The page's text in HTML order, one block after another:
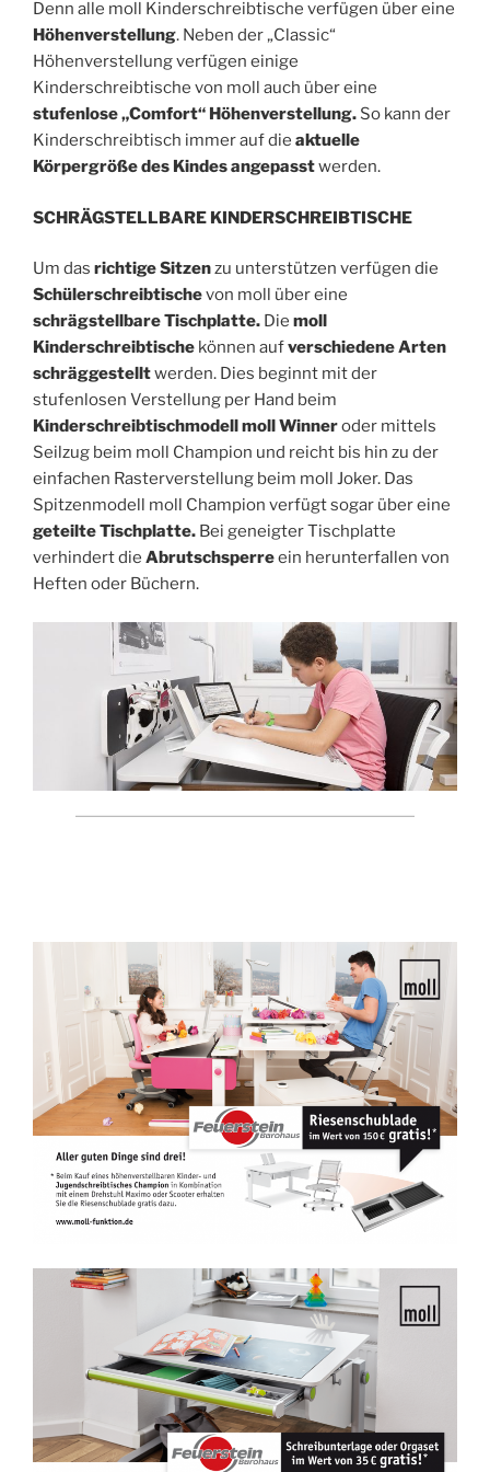
Denn alle moll Kinderschreibtische verfügen über eine
Höhenverstellung. Neben der „Classic“
Höhenverstellung verfügen einige
Kinderschreibtische von moll auch über eine
stufenlose „Comfort“ Höhenverstellung. So kann der
Kinderschreibtisch immer auf die aktuelle
Körpergröße des Kindes angepasstwerden.
SCHRÄGSTELLBARE KINDERSCHREIBTISCHE
Um das richtige Sitzenzu unterstützen verfügen die
Schülerschreibtischevon moll über eine
schrägstellbare Tischplatte. Die moll
Kinderschreibtische können aufverschiedene Arten
schräggestelltwerden. Dies beginnt mit der
stufenlosen Verstellung per Hand beim
Kinderschreibtischmodell moll Winneroder mittels
Seilzug beim moll Champion und reicht bis hin zu der
einfachen Rasterverstellung beim moll Joker. Das
Spitzenmodell moll Champion verfügt sogar über eine
geteilte Tischplatte. Bei geneigter Tischplatte
verhindert die Abrutschsperreein herunterfallen von
Heften oder Büchern.